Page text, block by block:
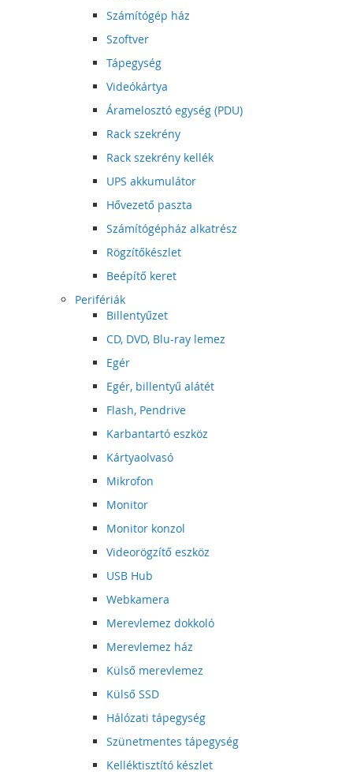
Számítógép ház
Szoftver
Tápegység
Videókártya
Áramelosztó egység (PDU)
Rack szekrény
Rack szekrény kellék
UPS akkumulátor
Hővezető paszta
Számítógépház alkatrész
Rögzítőkészlet
Beépítő keret
Perifériák
Billentyűzet
CD, DVD, Blu-ray lemez
Egér
Egér, billentyű alátét
Flash, Pendrive
Karbantartó eszköz
Kártyaolvasó
Mikrofon
Monitor
Monitor konzol
Videorögzítő eszköz
USB Hub
Webkamera
Merevlemez dokkoló
Merevlemez ház
Külső merevlemez
Külső SSD
Hálózati tápegység
Szünetmentes tápegység
Kelléktisztító készlet